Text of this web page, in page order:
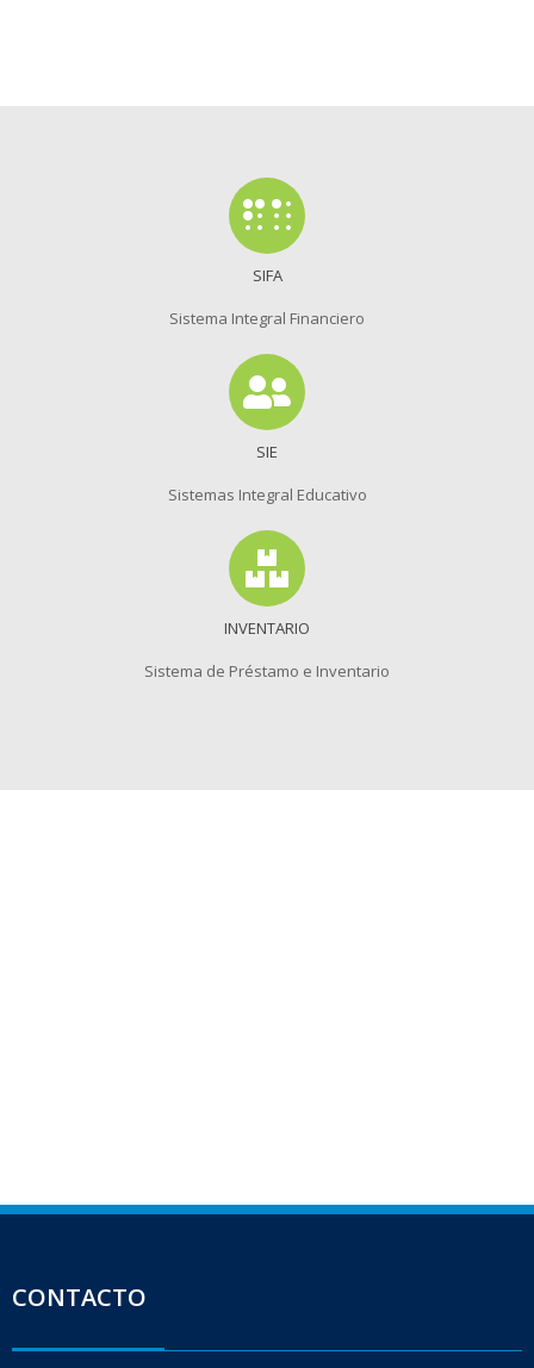
SIFA
Sistema Integral Financiero
SIE
Sistemas Integral Educativo
INVENTARIO
Sistema de Préstamo e Inventario
CONTACTO